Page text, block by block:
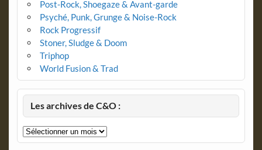
Post-Rock, Shoegaze & Avant-garde
Psyché, Punk, Grunge & Noise-Rock
Rock Progressif
Stoner, Sludge & Doom
Triphop
World Fusion & Trad
Les archives de C&O :
Les
archives